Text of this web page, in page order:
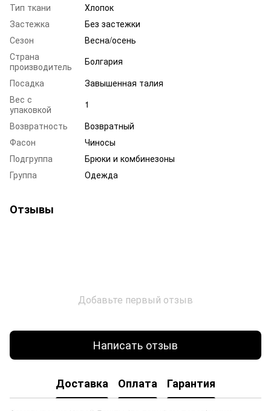
Тип ткани
Хлопок
Застежка
Без застежки
Сезон
Весна/осень
Страна
производитель
Болгария
Посадка
Завышенная талия
Вес с
упаковкой
1
Возвратность
Возвратный
Фасон
Чиносы
Подгруппа
Брюки и комбинезоны
Группа
Одежда
Отзывы
Добавьте первый отзыв
Написать отзыв
Доставка Оплата Гарантия